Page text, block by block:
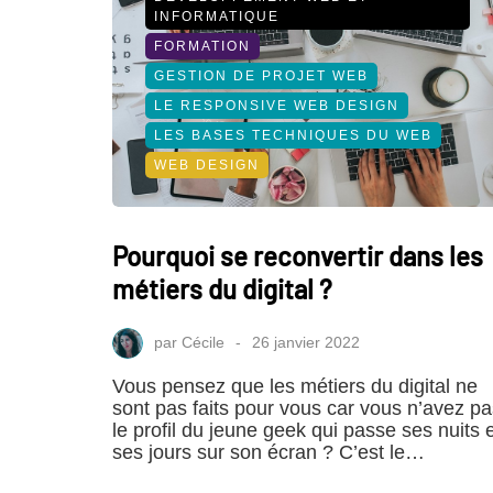
INFORMATIQUE
FORMATION
GESTION DE PROJET WEB
LE RESPONSIVE WEB DESIGN
LES BASES TECHNIQUES DU WEB
WEB DESIGN
Pourquoi se reconvertir dans les
métiers du digital ?
par Cécile 26 janvier 2022
Vous pensez que les métiers du digital ne
sont pas faits pour vous car vous n’avez
le profil du jeune geek qui passe ses nuits
ses jours sur son écran ? C’est le…